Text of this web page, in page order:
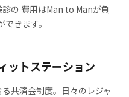
の 費用はMan to Manが負
きます。
ットステーション
共済会制度。日々のレジャ